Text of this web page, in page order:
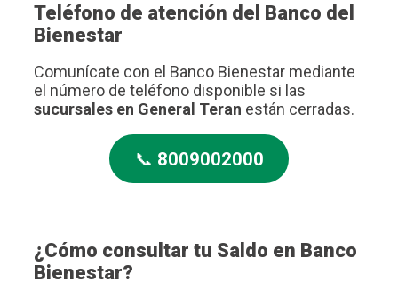
Teléfono de atención del Banco del
Bienestar
Comunícate con el Banco Bienestar mediante
el número de teléfono disponible si las
sucursales en General Teran están cerradas.
📞 8009002000
¿Cómo consultar tu Saldo en Banco
Bienestar?